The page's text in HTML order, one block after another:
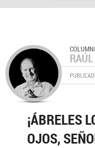
¡ÁBRELES
OJOS,